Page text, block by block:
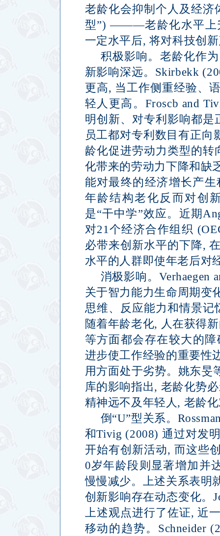
老龄化会抑制个人及经济
型”) ———老龄化水平
一定水平后, 将对科技创
积极影响。老龄化作
新影响深远。 Skirbekk
更高, 当工作侧重经验、
轻人更高。 Froscb and
明创新、对专利影响都是
员工都对专利数目有正向
龄化促进劳动力类型的转
化带来的劳动力下降和缺
能对最终的经济增长产
年龄结构老化反而对创
是“干中学”效应。近期
对21 个经济合作组织
必带来创新水平的下降,
水平的人群即使年老后对
消极影响。Verhaegen
关于智力能力生命周期变
思维、反应能力和情景记
随着年龄老化, 人在获得
等方面都会存在较大的障
进步使工作经验的重要性
用方面处于劣势。姚东旻
库的影响指出, 老龄化势
精神远不及年轻人 , 老龄
倒 “U”型关系。
和Tivig (2008) 通过对发
开始有创新活动, 而这些
0岁年龄段则显著增加并
慢慢减少。上述关系表明
创新影响存在动态变化。
上述观点进行了佐证,近
移动的趋势。 Schneider